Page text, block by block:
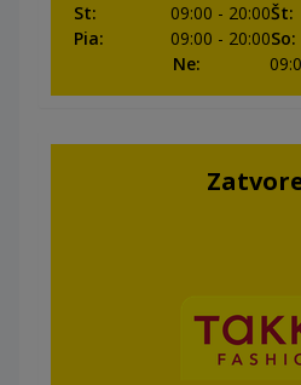
St: 09:00 - 20:00Št:
Pia: 09:00 - 20:00So:
Ne: